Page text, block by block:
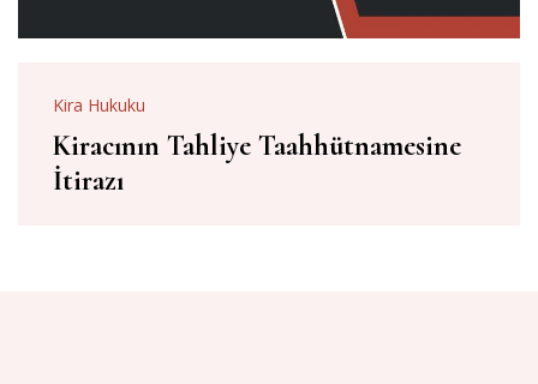
Kira Hukuku
Kiracının Tahliye Taahhütnamesine
İtirazı